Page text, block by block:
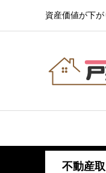
資産価値が下
不動産